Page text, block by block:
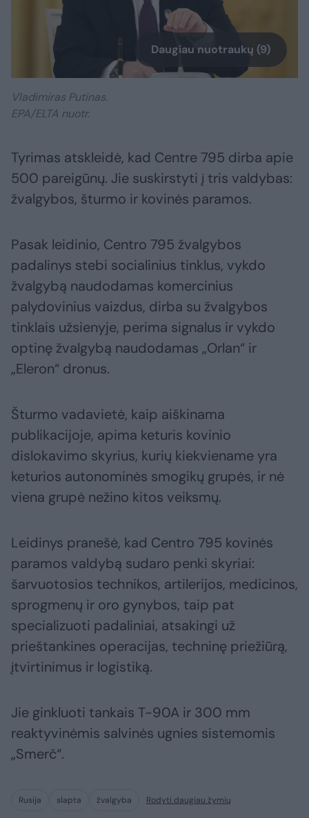
Daugiau nuotraukų (9)
Vladimiras Putinas.
EPA/ELTA nuotr.
Tyrimas atskleidė, kad Centre 795 dirba apie
500 pareigūnų. Jie suskirstyti į tris valdybas:
žvalgybos, šturmo ir kovinės paramos.
Pasak leidinio, Centro 795 žvalgybos
padalinys stebi socialinius tinklus, vykdo
žvalgybą naudodamas komercinius
palydovinius vaizdus, dirba su žvalgybos
tinklais užsienyje, perima signalus ir vykdo
optinę žvalgybą naudodamas „Orlan“ ir
„Eleron“ dronus.
Šturmo vadavietė, kaip aiškinama
publikacijoje, apima keturis kovinio
dislokavimo skyrius, kurių kiekviename yra
keturios autonominės smogikų grupės, ir nė
viena grupė nežino kitos veiksmų.
Leidinys pranešė, kad Centro 795 kovinės
paramos valdybą sudaro penki skyriai:
šarvuotosios technikos, artilerijos, medicinos,
sprogmenų ir oro gynybos, taip pat
specializuoti padaliniai, atsakingi už
prieštankines operacijas, techninę priežiūrą,
įtvirtinimus ir logistiką.
Jie ginkluoti tankais T-90A ir 300 mm
reaktyvinėmis salvinės ugnies sistemomis
„Smerč“.
Rusija slapta žvalgyba Rodyti daugiau žymių